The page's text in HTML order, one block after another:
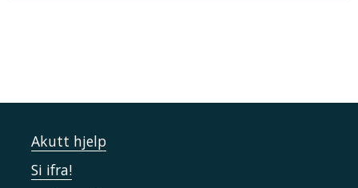
Akutt hjelp
Si ifra!